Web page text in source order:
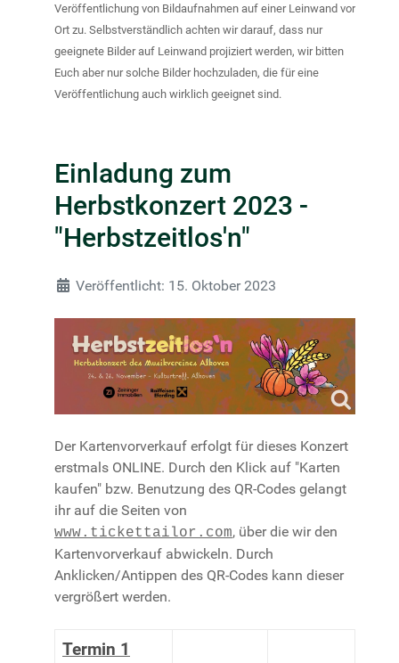
Veröffentlichung von Bildaufnahmen auf einer Leinwand vor
Ort zu. Selbstverständlich achten wir darauf, dass nur
geeignete Bilder auf Leinwand projiziert werden, wir bitten
Euch aber nur solche Bilder hochzuladen, die für eine
Veröffentlichung auch wirklich geeignet sind.
Einladung zum
Herbstkonzert 2023 -
"Herbstzeitlos'n"
DetailsVeröffentlicht: 15. Oktober 2023
Der Kartenvorverkauf erfolgt für dieses Konzert
erstmals ONLINE. Durch den Klick auf "Karten
kaufen" bzw. Benutzung des QR-Codes gelangt
ihr auf die Seiten von
www.tickettailor.com, über die wir den
Kartenvorverkauf abwickeln. Durch
Anklicken/Antippen des QR-Codes kann dieser
vergrößert werden.
Termin 1